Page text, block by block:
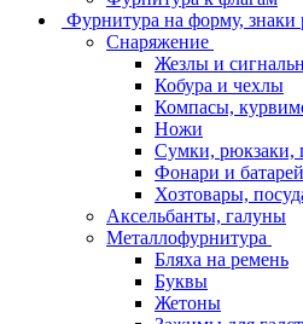
Фурнитура на форму, знаки
Снаряжение
Жезлы и
Кобура и чехлы
Компасы,
Ножи
Сумки, рюкзаки,
Фонари и
Хозтовары,
Аксельбанты, галуны
Металлофурнитура
Бляха на ремень
Буквы
Жетоны